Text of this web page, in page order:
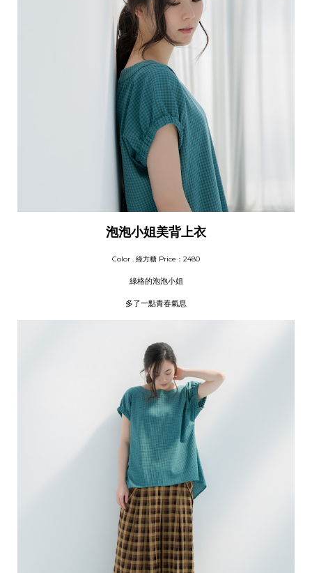
泡泡小姐美背上衣
Color . 綠方糖 Price：2480
綠格的泡泡小姐
多了一點青春氣息